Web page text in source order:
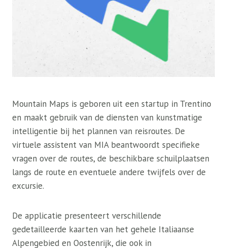
Mountain Maps is geboren uit een startup in Trentino
en maakt gebruik van de diensten van kunstmatige
intelligentie bij het plannen van reisroutes. De
virtuele assistent van MIA beantwoordt specifieke
vragen over de routes, de beschikbare schuilplaatsen
langs de route en eventuele andere twijfels over de
excursie.
De applicatie presenteert verschillende
gedetailleerde kaarten van het gehele Italiaanse
Alpengebied en Oostenrijk, die ook in